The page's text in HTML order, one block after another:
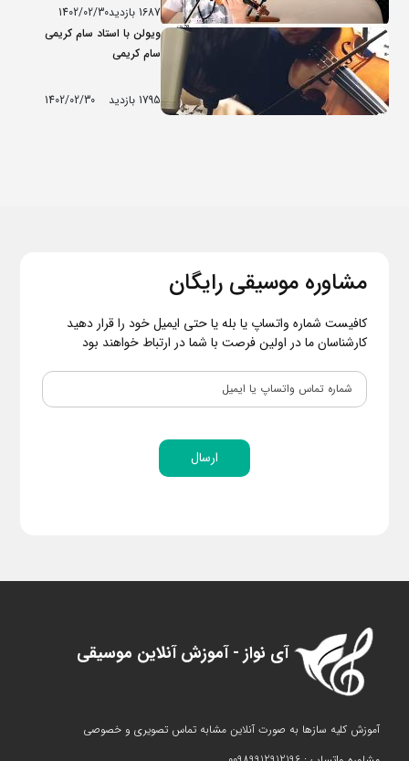
1687 بازدید
1402/02/30
ویولن با استاد سام کریمی
سام کریمی
1795 بازدید 1402/02/30
مشاوره موسیقی رایگان
کافیست شماره واتساپ یا بله یا حتی ایمیل خود را قرار دهید
کارشناسان ما در اولین فرصت با شما در ارتباط خواهند بود
ارسال
آی نواز - آموزش آنلاین موسیقی
آموزش کلیه سازها به صورت آنلاین مشابه تماس تصویری و خصوصی